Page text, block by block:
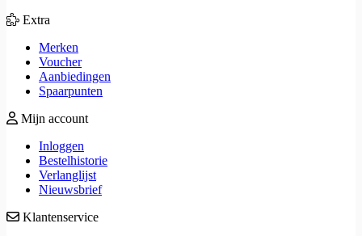
Extra
Merken
Voucher
Aanbiedingen
Spaarpunten
Mijn account
Inloggen
Bestelhistorie
Verlanglijst
Nieuwsbrief
Klantenservice